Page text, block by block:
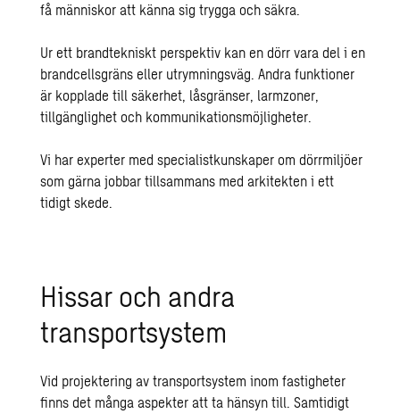
få människor att känna sig trygga och säkra.
Ur ett brandtekniskt perspektiv kan en dörr vara del i en
brandcellsgräns eller utrymningsväg. Andra funktioner
är kopplade till säkerhet, låsgränser, larmzoner,
tillgänglighet och kommunikationsmöjligheter.
Vi har experter med specialistkunskaper om dörrmiljöer
som gärna jobbar tillsammans med arkitekten i ett
tidigt skede.
Hissar och andra
transportsystem
Vid projektering av transportsystem inom fastigheter
finns det många aspekter att ta hänsyn till. Samtidigt